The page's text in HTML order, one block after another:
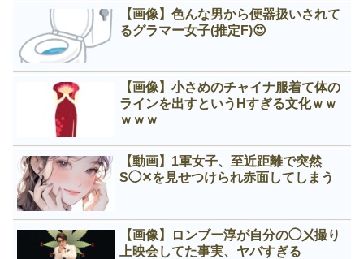
【画像】色んな男から便器扱いされて
るグラマー女子(推定F)😍
【画像】小さめのチャイナ服着て体の
ラインを出すというНすぎる文化ｗｗ
ｗｗｗ
【動画】1軍女子、至近距離で突然
S◯✕を見せつけられ赤面してしまう
【画像】ロンブー淳が自分の◯㐅撮り
上映会してた事実、ヤバすぎる